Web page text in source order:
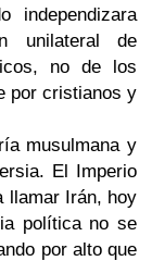
independizara
unilateral de
no de los
por cristianos y
musulmana y
El Imperio
llamar Irán, hoy
política no se
por alto que